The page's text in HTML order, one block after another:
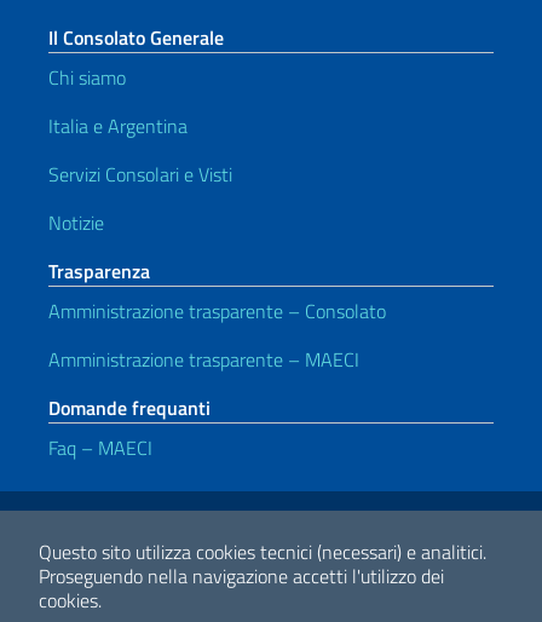
Questo sito utilizza cookies tecnici (necessari) e analitici.
Proseguendo nella navigazione accetti l'utilizzo dei
cookies.
Il Consolato Generale
Chi siamo
Italia e Argentina
Servizi Consolari e Visti
Notizie
Trasparenza
Amministrazione trasparente – Consolato
Amministrazione trasparente – MAECI
Domande frequanti
Faq – MAECI
Link Utili